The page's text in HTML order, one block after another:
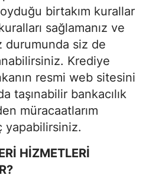
birtakım kurallar
sağlamanız ve
durumunda siz de
Krediye
resmi web sitesini
taşınabilir bankacılık
müracaatlarım
yapabilirsiniz.
HİZMETLERİ